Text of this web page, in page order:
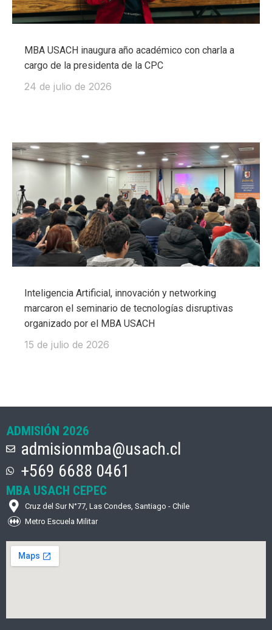
MBA USACH inaugura año académico con charla a
cargo de la presidenta de la CPC
24 de julio de 2026
Inteligencia Artificial, innovación y networking
marcaron el seminario de tecnologías disruptivas
organizado por el MBA USACH
15 de julio de 2026
ADMISIÓN 2026
admisionmba@usach.cl
+569 6688 0461
MBA USACH CEPEC
Cruz del Sur N°77, Las Condes, Santiago - Chile
Metro Escuela Militar